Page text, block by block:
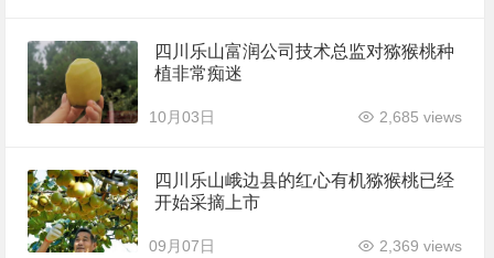
四川乐山富润公司技术总监对猕猴桃种
植非常痴迷
10月03日 2,685 views
四川乐山峨边县的红心有机猕猴桃已经
开始采摘上市
09月07日 2,369 views